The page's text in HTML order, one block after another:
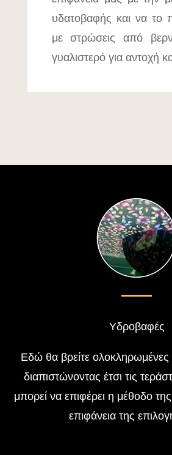
υδατοβαφής και να το
με στρώσεις από
γυαλιστερό για αντοχή
Υδροβαφές
Εδώ θα βρείτε ολοκληρωμένες
διαπιστώνοντας έτσι τις
μπορεί να επιφέρει η μέθοδο
επιφάνεια της